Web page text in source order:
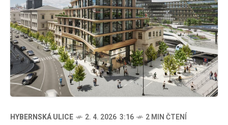
HYBERNSKÁ ULICE 2. 4. 2026 3:16 2 MIN ČTENÍ